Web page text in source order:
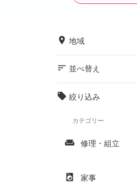
place 地域
sort 並べ替え
local_offer 絞り込み
カテゴリー
weekend 修理・組立
local_laundry_service 家事